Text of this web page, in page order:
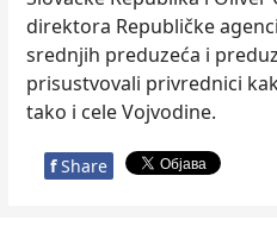
direktora Republičke
srednjih preduzeća i
prisustvovali privrednici
tako i cele Vojvodine.
f Share